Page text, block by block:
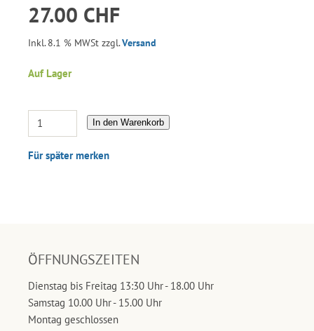
27.00 CHF
Inkl. 8.1 % MWSt zzgl.Versand
Auf Lager
In den Warenkorb
Für später merken
ÖFFNUNGSZEITEN
Dienstag bis Freitag 13:30 Uhr - 18.00 Uhr
Samstag 10.00 Uhr - 15.00 Uhr
Montag geschlossen